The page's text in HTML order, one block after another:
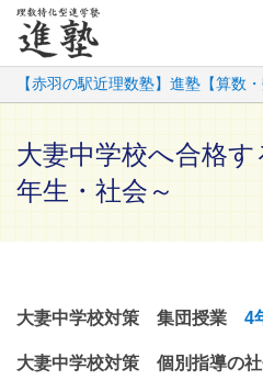
【赤羽の駅近理数塾】進塾【算数
大妻中学校へ合格
年生・社会～
大妻中学校対策 集団授業 4
大妻中学校対策 個別指導の社